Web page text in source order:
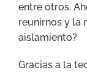
entre otros.
reunirnos y la
aislamiento?
Gracias a la